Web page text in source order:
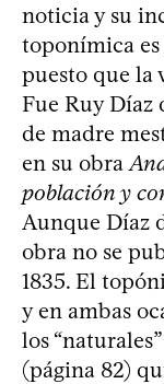
noticia y su
toponímica es
puesto que la
Fue Ruy Díaz
de madre
en su obra
población y
Aunque Díaz
obra no se
1835. El
y en ambas
los
(página 82)